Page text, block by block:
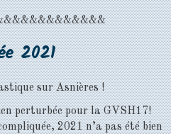
2021
sur Asnières !
perturbée pour la GVSH17!
2021 n’a pas été bien